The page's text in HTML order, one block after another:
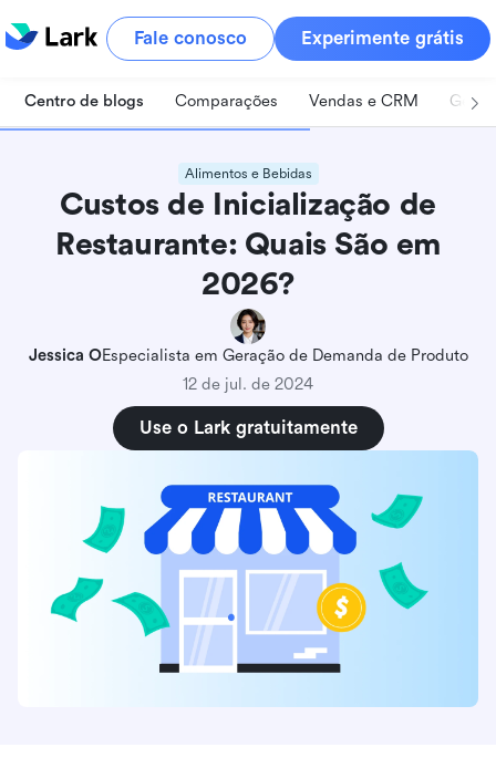
Fale conosco Experimente grátis
Centro de blogs Comparações Vendas e CRM
Alimentos e Bebidas
Custos de Inicialização de
Restaurante: Quais São em
2026?
Jessica OEspecialista em Geração de Demanda de Produto
12 de jul. de 2024
Use o Lark gratuitamente